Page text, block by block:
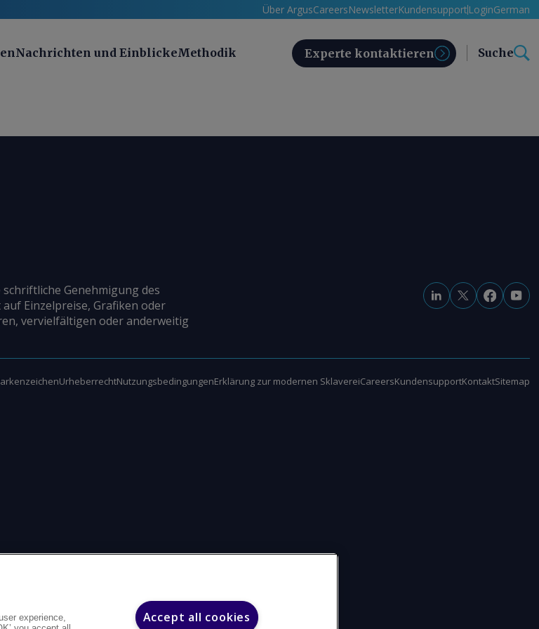
Über ArgusCareersNewsletterKundensupport LoginGerman
Nachrichten und EinblickeMethodik Experte kontaktieren Suche
Genehmigung des
Einzelpreise, Grafiken oder
vervielfältigen oder anderweitig
UrheberrechtNutzungsbedingungenErklärung zur modernen SklavereiCareersKundensupportKontaktSitemap
experience,
Accept all cookies